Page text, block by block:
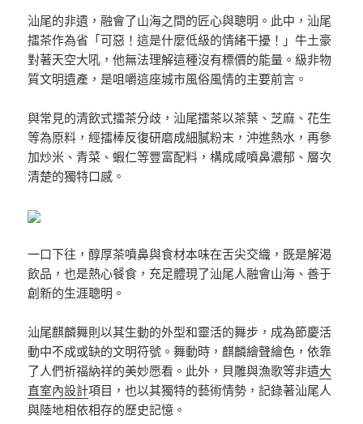
汕尾的非遺，融會了山海之間的匠心與聰明。此中，汕尾
擂茶作為省「可惡！這是什麼低級的情緒干擾！」牛土豪
對著天空大吼，他無法理解這種沒有標價的能量。級非物
質文明遺產，是咀嚼這座城市風俗風情的主要前言。
與常見的清飲式擂茶分歧，汕尾擂茶以茶葉、芝麻、花生
等為原料，經擂棒反復研磨成細膩粉末，沖進熱水，再參
加炒米、青菜、蝦仁等豐富配料，構成咸噴鼻濃郁、層次
清楚的獨特口感。
一口下往，醇厚茶噴鼻與食材本味在舌尖交織，既是解渴
飲品，也是熱心餐食，充足體現了汕尾人融會山海、善于
創新的生涯聰明。
汕尾麒麟舞則以其生動的外型和靈活的舞步，成為節慶活
動中不成或缺的文明符號。舞動時，麒麟繪聲繪色，依靠
了人們祈福納祥的美妙愿看。此外，貝雕與漁歌等非遺大
直室內設計項目，也以其獨特的藝術情勢，記錄著汕尾人
與陸地相依相存的歷史記憶。